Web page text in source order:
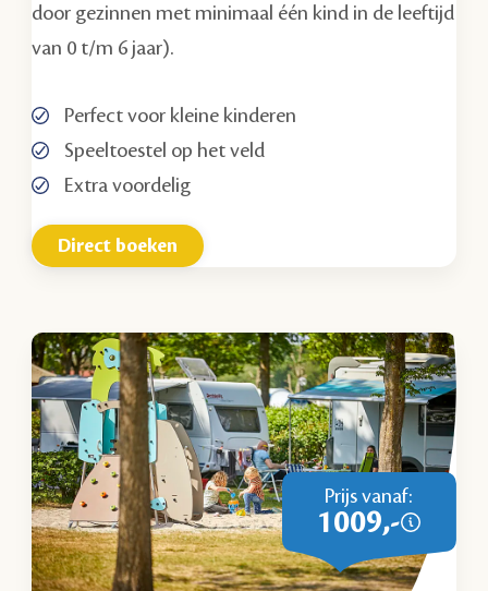
door gezinnen met minimaal één kind in de leeftijd
van 0 t/m 6 jaar).
Perfect voor kleine kinderen
Speeltoestel op het veld
Extra voordelig
Direct boeken
Prijs vanaf:
1009,-